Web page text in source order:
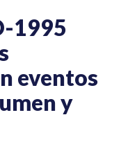
1995
eventos
y